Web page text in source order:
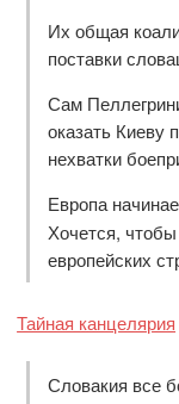
Их общая
поставки
Сам
оказать Киеву
нехватки
Европа
Хочется, чтобы
европейских
Тайная канцелярия
Словакия все